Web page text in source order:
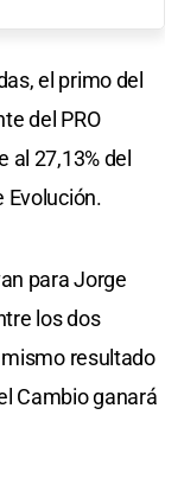
el primo del
del PRO
al 27,13% del
Evolución.
para Jorge
los dos
resultado
Cambio ganará